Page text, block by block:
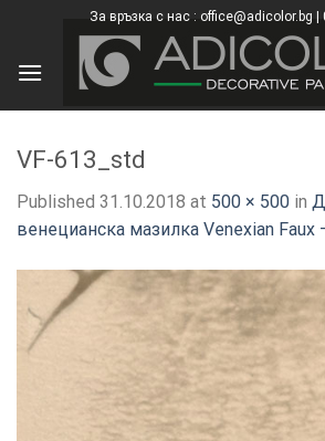
content
За връзка с нас : office@adicolor.bg |
VF-613_std
Published 31.10.2018 at 500 × 500 in
венецианска мазилка Venexian Faux
×